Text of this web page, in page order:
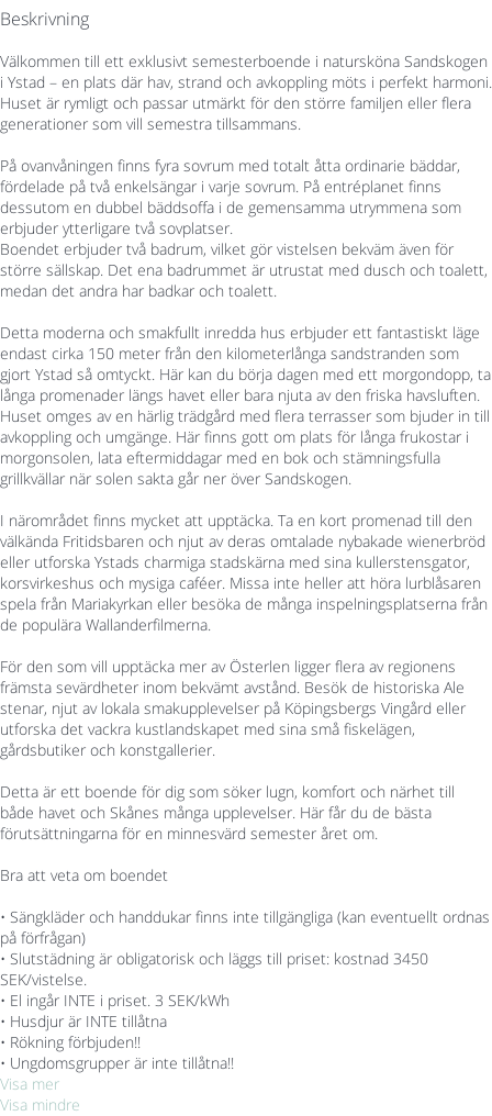
Beskrivning
Välkommen till ett exklusivt semesterboende i natursköna Sandskogen
i Ystad – en plats där hav, strand och avkoppling möts i perfekt harmoni.
Huset är rymligt och passar utmärkt för den större familjen eller flera
generationer som vill semestra tillsammans.
På ovanvåningen finns fyra sovrum med totalt åtta ordinarie bäddar,
fördelade på två enkelsängar i varje sovrum. På entréplanet finns
dessutom en dubbel bäddsoffa i de gemensamma utrymmena som
erbjuder ytterligare två sovplatser.
Boendet erbjuder två badrum, vilket gör vistelsen bekväm även för
större sällskap. Det ena badrummet är utrustat med dusch och toalett,
medan det andra har badkar och toalett.
Detta moderna och smakfullt inredda hus erbjuder ett fantastiskt läge
endast cirka 150 meter från den kilometerlånga sandstranden som
gjort Ystad så omtyckt. Här kan du börja dagen med ett morgondopp, ta
långa promenader längs havet eller bara njuta av den friska havsluften.
Huset omges av en härlig trädgård med flera terrasser som bjuder in till
avkoppling och umgänge. Här finns gott om plats för långa frukostar i
morgonsolen, lata eftermiddagar med en bok och stämningsfulla
grillkvällar när solen sakta går ner över Sandskogen.
I närområdet finns mycket att upptäcka. Ta en kort promenad till den
välkända Fritidsbaren och njut av deras omtalade nybakade wienerbröd
eller utforska Ystads charmiga stadskärna med sina kullerstensgator,
korsvirkeshus och mysiga caféer. Missa inte heller att höra lurblåsaren
spela från Mariakyrkan eller besöka de många inspelningsplatserna från
de populära Wallanderfilmerna.
För den som vill upptäcka mer av Österlen ligger flera av regionens
främsta sevärdheter inom bekvämt avstånd. Besök de historiska Ale
stenar, njut av lokala smakupplevelser på Köpingsbergs Vingård eller
utforska det vackra kustlandskapet med sina små fiskelägen,
gårdsbutiker och konstgallerier.
Detta är ett boende för dig som söker lugn, komfort och närhet till
både havet och Skånes många upplevelser. Här får du de bästa
förutsättningarna för en minnesvärd semester året om.
Bra att veta om boendet
• Sängkläder och handdukar finns inte tillgängliga (kan eventuellt ordnas
på förfrågan)
• Slutstädning är obligatorisk och läggs till priset: kostnad 3450
SEK/vistelse.
• El ingår INTE i priset. 3 SEK/kWh
• Husdjur är INTE tillåtna
• Rökning förbjuden!!
• Ungdomsgrupper är inte tillåtna!!
Visa mer
Visa mindre